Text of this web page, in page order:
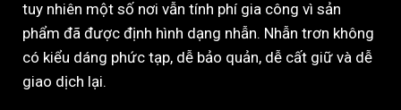
tuy nhiên một số nơi vẫn tính phí gia công vì sản
phẩm đã được định hình dạng nhẫn. Nhẫn trơn không
có kiểu dáng phức tạp, dễ bảo quản, dễ cất giữ và dễ
giao dịch lại.